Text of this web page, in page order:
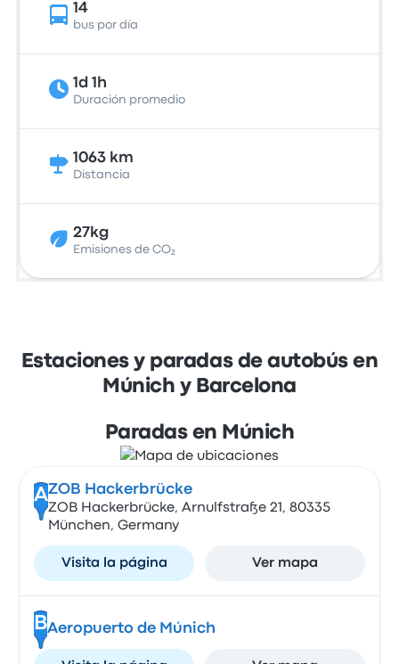
14
bus por día
1d 1h
Duración promedio
1063 km
Distancia
27kg
Emisiones de CO₂
Estaciones y paradas de autobús en
Múnich y Barcelona
Paradas en Múnich
AZOB Hackerbrücke
ZOB Hackerbrücke, Arnulfstraße 21, 80335
München, Germany
Visita la página Ver mapa
BAeropuerto de Múnich